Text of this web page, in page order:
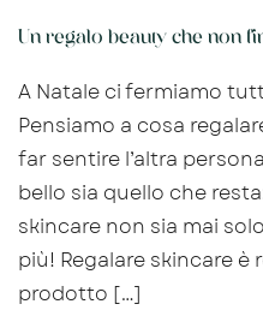
Un regalo beauty che non
A Natale ci fermiamo
Pensiamo a cosa
far sentire l’altra
bello sia quello che
skincare non sia mai
più! Regalare skincare
prodotto […]